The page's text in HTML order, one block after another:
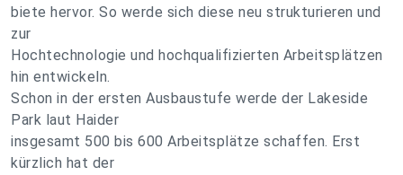
biete hervor. So werde sich diese neu strukturieren und
zur
Hochtechnologie und hochqualifizierten Arbeitsplätzen
hin entwickeln.
Schon in der ersten Ausbaustufe werde der Lakeside
Park laut Haider
insgesamt 500 bis 600 Arbeitsplätze schaffen. Erst
kürzlich hat der